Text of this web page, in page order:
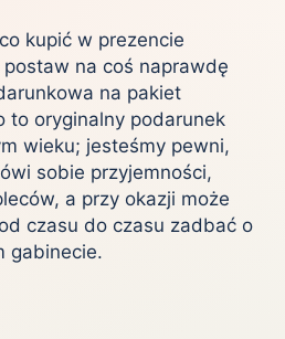
kupić w prezencie
na coś naprawdę
na pakiet
to oryginalny podarunek
wieku; jesteśmy pewni,
sobie przyjemności,
a przy okazji może
czasu do czasu zadbać o
gabinecie.